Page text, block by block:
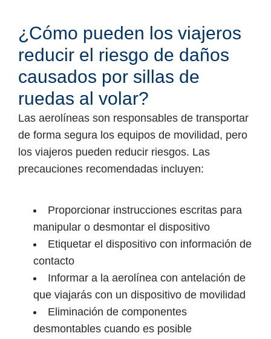
¿Cómo pueden los viajeros
reducir el riesgo de daños
causados por sillas de
ruedas al volar?
Las aerolíneas son responsables de transportar
de forma segura los equipos de movilidad, pero
los viajeros pueden reducir riesgos. Las
precauciones recomendadas incluyen:
Proporcionar instrucciones escritas para
manipular o desmontar el dispositivo
Etiquetar el dispositivo con información de
contacto
Informar a la aerolínea con antelación de
que viajarás con un dispositivo de movilidad
Eliminación de componentes
desmontables cuando es posible